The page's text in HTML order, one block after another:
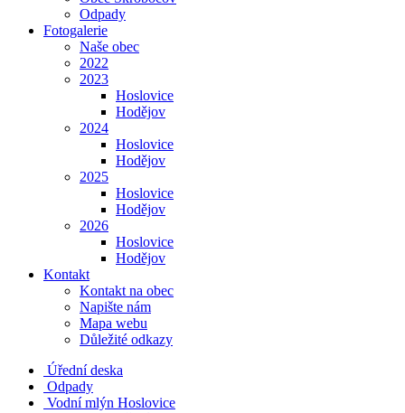
Odpady
Fotogalerie
Naše obec
2022
2023
Hoslovice
Hodějov
2024
Hoslovice
Hodějov
2025
Hoslovice
Hodějov
2026
Hoslovice
Hodějov
Kontakt
Kontakt na obec
Napište nám
Mapa webu
Důležité odkazy
Úřední deska
Odpady
Vodní mlýn Hoslovice